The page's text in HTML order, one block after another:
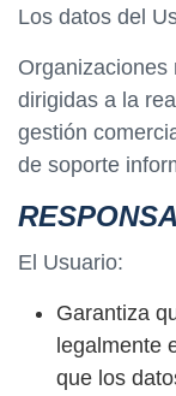
Los datos del
Organizaciones
dirigidas a la
gestión
de soporte
El Usuario:
Garantiza
legalmente
que los